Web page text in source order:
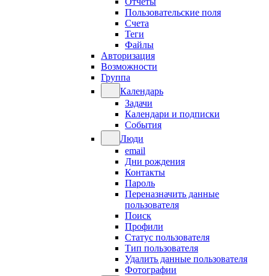
Пользовательские поля
Счета
Теги
Файлы
Авторизация
Возможности
Группа
Календарь
Задачи
Календари и подписки
События
Люди
email
Дни рождения
Контакты
Пароль
Переназначить данные
пользователя
Поиск
Профили
Статус пользователя
Тип пользователя
Удалить данные пользователя
Фотографии